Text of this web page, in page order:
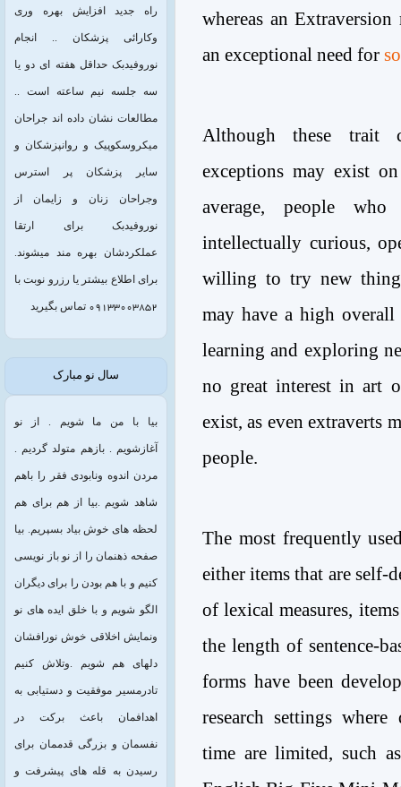
راه جدید افزایش بهره وری
وکارائی پزشکان .. انجام
نوروفیدبک حداقل هفته ای دو یا
سه جلسه نیم ساعته است ..
مطالعات نشان داده اند جراحان
میکروسکوپیک و روانپزشکان و
سایر پزشکان پر استرس
وجراحان زنان و زایمان از
نوروفیدبک برای ارتقا
عملکردشان بهره مند میشوند.
برای اطلاع بیشتر یا رزرو نوبت با
09133003852 تماس بگیرید
سال نو مبارک
بیا با من ما شویم . از نو
آغازشویم . بازهم متولد گردیم .
مردن اندوه ونابودی فقر را باهم
شاهد شویم .بیا از هم برای هم
لحظه های خوش بیاد بسپریم. بیا
صفحه ذهنمان را از نو باز نویسی
کنیم و با هم بودن را برای دیگران
الگو شویم و با خلق ایده های نو
ونمایش اخلاقی خوش نورافشان
دلهای هم شویم .وتلاش کنیم
تادرمسیر موفقیت و دستیابی به
اهدافمان باعث برکت در
نفسمان و بزرگی قدممان برای
رسیدن به قله های پیشرفت و
whereas an
an exceptional need for
Although these trait
exceptions may exist
average, people
intellectually curious,
willing to try new
may have a high overall
learning and exploring
no great interest in art
exist, as even extraverts
people.
The most frequently
either items that are self-
of lexical measures,
the length of sentence-
forms have been
research settings where
time are limited, such